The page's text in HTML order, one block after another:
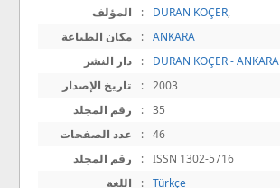
المؤلف
: DURAN KOÇER,
مكان الطباعة
: ANKARA
دار النشر
:
DURAN KOÇER - ANKARA
تاريخ الإصدار
: 2003
رقم المجلد
: 35
عدد الصفحات
: 46
رقم المجلد
: ISSN 1302-5716
اللغة
: Türkçe